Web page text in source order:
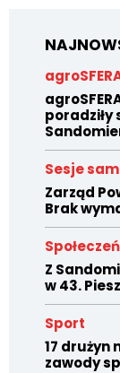
poradziły
Sesje
Zarząd
Brak
Z
w 43.
Sport
17 drużyn
zawody